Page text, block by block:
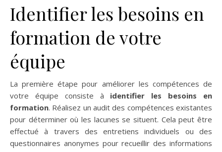
Identifier les besoins en
formation de votre
équipe
La première étape pour améliorer les compétences de
votre équipe consiste à identifier les besoins en
formation. Réalisez un audit des compétences existantes
pour déterminer où les lacunes se situent. Cela peut être
effectué à travers des entretiens individuels ou des
questionnaires anonymes pour recueillir des informations